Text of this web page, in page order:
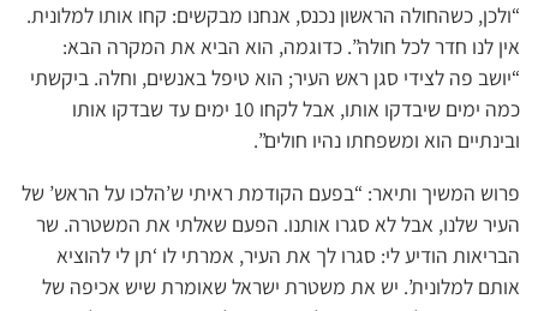
“ולכן, כשהחולה הראשון נכנס, אנחנו מבקשים: קחו אותו למלונית.
אין לנו חדר לכל חולה”. כדוגמה, הוא הביא את המקרה הבא:
“יושב פה לצידי סגן ראש העיר; הוא טיפל באנשים, וחלה. ביקשתי
כמה ימים שיבדקו אותו, אבל לקחו 10 ימים עד שבדקו אותו
ובינתיים הוא ומשפחתו נהיו חולים”.
פרוש המשיך ותיאר: “בפעם הקודמת ראיתי ש’הלכו על הראש’ של
העיר שלנו, אבל לא סגרו אותנו. הפעם שאלתי את המשטרה. שר
הבריאות הודיע לי: סגרו לך את העיר, אמרתי לו ‘תן לי להוציא
אותם למלונית’. יש את משטרת ישראל שאומרת שיש אכיפה של